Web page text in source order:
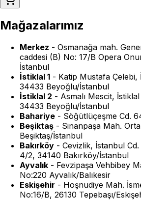
Mağazalarımız
Merkez - Osmanağa mah.
caddesi (B) No: 17/B Opera
İstanbul
İstiklal 1 - Katip Mustafa
34433 Beyoğlu/İstanbul
İstiklal 2 - Asmalı Mescit,
34433 Beyoğlu/İstanbul
Bahariye - Söğütlüçeşme Cd.
Beşiktaş - Sinanpaşa Mah.
Beşiktaş/İstanbul
Bakırköy - Cevizlik, İstanbul
4/2, 34140 Bakırköy/İstanbul
Ayvalık - Fevzipaşa Vehbibey
No:220 Ayvalık/Balıkesir
Eskişehir - Hoşnudiye Mah.
No:16/B, 26130 Tepebaşı/